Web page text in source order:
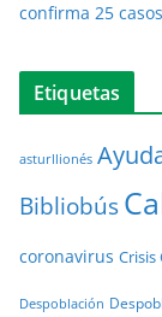
confirma 25
Etiquetas
asturllionés
Bibliobús
coronavirus
Despoblación